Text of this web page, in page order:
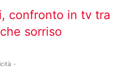
confronto in tv tra
sorriso
-